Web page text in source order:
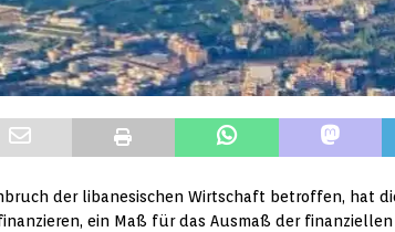
der libanesischen Wirtschaft betroffen, hat
ein Maß für das Ausmaß der finanziellen